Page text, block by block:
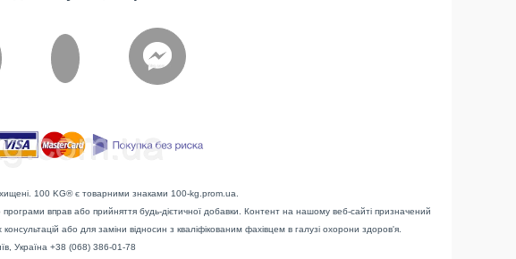
100 KG® є товарними знаками 100-kg.prom.ua.
програми вправ або прийняття будь-дієтичної добавки. Контент на нашому веб-сайті призначений
або для заміни відносин з кваліфікованим фахівцем в галузі охорони здоров'я.
Україна +38 (068) 386-01-78